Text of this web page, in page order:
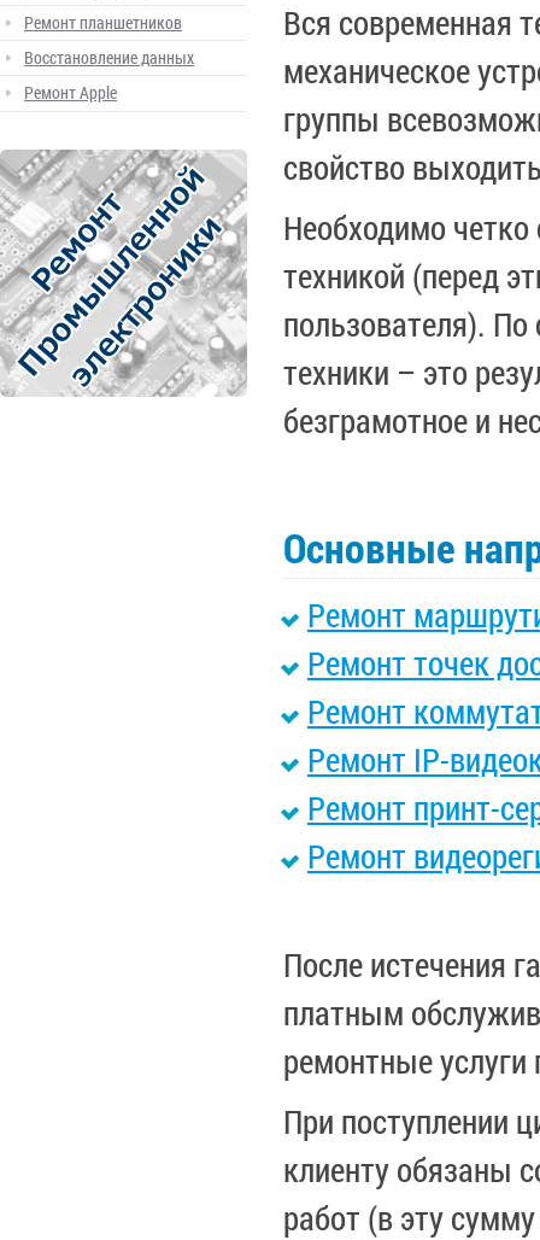
Вся современная
механическое
группы
свойство
Необходимо
техникой (перед
пользователя).
техники – это
безграмотное и
Основные
Ремонт
Ремонт точек
Ремонт
Ремонт IP-
Ремонт принт-
Ремонт
После истечения
платным
ремонтные услуги
При поступлении
клиенту обязаны
работ (в эту
Ремонт планшетников
Восстановление данных
Ремонт Apple